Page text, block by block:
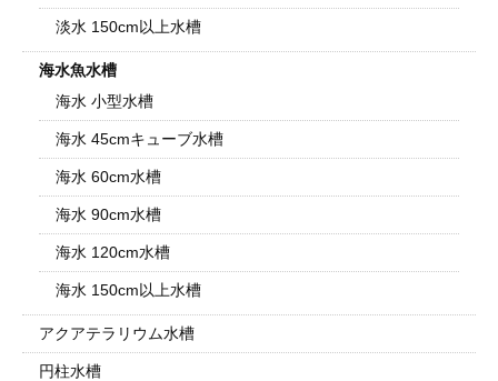
淡水 150cm以上水槽
海水魚水槽
海水 小型水槽
海水 45cmキューブ水槽
海水 60cm水槽
海水 90cm水槽
海水 120cm水槽
海水 150cm以上水槽
アクアテラリウム水槽
円柱水槽